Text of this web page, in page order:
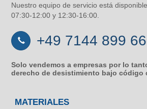
Nuestro equipo de servicio está
07:30-12:00 y 12:30-16:00.
+49 7144 899
Solo vendemos a empresas por lo
derecho de desistimiento bajo código
MATERIALES